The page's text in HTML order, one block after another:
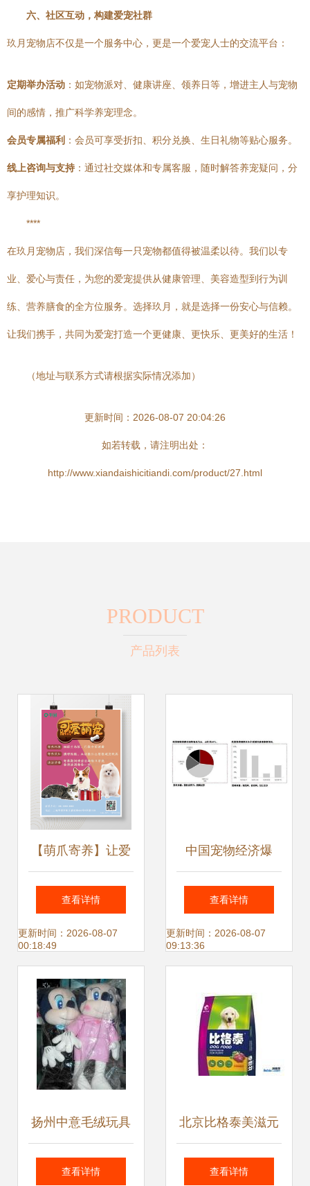
六、社区互动，构建爱宠社群
玖月宠物店不仅是一个服务中心，更是一个爱宠人士的交流平台：
定期举办活动 ：如宠物派对、健康讲座、领养日等，增进主人与宠物
间的感情，推广科学养宠理念。
会员专属福利 ：会员可享受折扣、积分兑换、生日礼物等贴心服务。
线上咨询与支持 ：通过社交媒体和专属客服，随时解答养宠疑问，分
享护理知识。
****
在玖月宠物店，我们深信每一只宠物都值得被温柔以待。我们以专
业、爱心与责任，为您的爱宠提供从健康管理、美容造型到行为训
练、营养膳食的全方位服务。选择玖月，就是选择一份安心与信赖。
让我们携手，共同为爱宠打造一个更健康、更快乐、更美好的生活！
（地址与联系方式请根据实际情况添加）
更新时间：2026-08-07 20:04:26
如若转载，请注明出处：
http://www.xiandaishicitiandi.com/product/27.html
PRODUCT
产品列表
【萌爪寄养】让爱
宠享受梦幻假期
——宠物寄养服务
全新上线
查看详情
更新时间：2026-08-07
00:18:49
中国宠物经济爆
发，宠物咬胶ODM
龙头进军国内市场
局
查看详情
更新时间：2026-08-07
09:13:36
扬州中意毛绒玩具
厂 宠物玩具与舒适
查看详情
北京比格泰美滋元
宠食优选，市内厂
查看详情